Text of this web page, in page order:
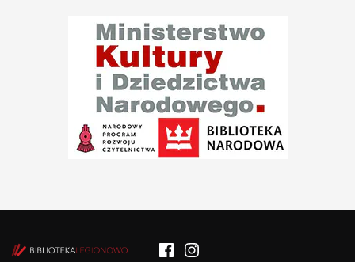
POCZYTALNIA – NOWE MIEJSCE NA
FacebookInstagram